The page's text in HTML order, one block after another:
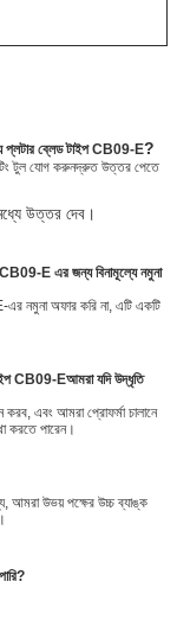
প্লটার ব্লেড টাইপ CB09-E?
টুল যোগ করুনদ্রুত উত্তর পেতে
উত্তর দেব।
E এর জন্য বিনামূল্যে নমুনা
নমুনা অফার করি না, এটি একটি
CB09-Eআমরা যদি উদ্ধৃতি
করব, এবং আমরা প্রোফর্মা চালানে
করতে পারেন।
আমরা উভয় পক্ষের উচ্চ ব্যাঙ্ক